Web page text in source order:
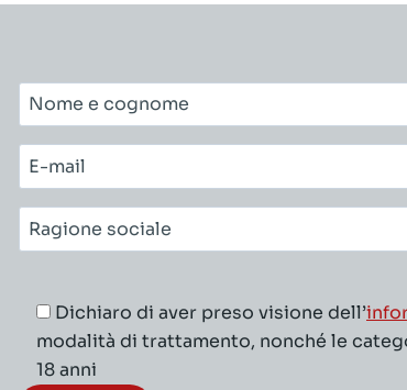
Nome
e
cognome*
E-
mail*
Ragione
sociale*
Dichiaro di aver preso visione dell’
modalità di trattamento, nonché le
18 anni